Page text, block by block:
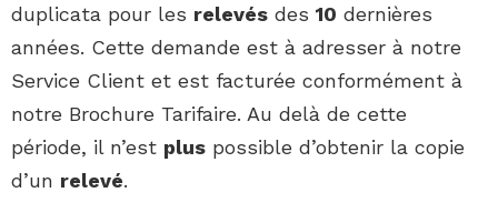
duplicata pour les relevés des 10 dernières
années. Cette demande est à adresser à notre
Service Client et est facturée conformément à
notre Brochure Tarifaire. Au delà de cette
période, il n’est plus possible d’obtenir la copie
d’un relevé.